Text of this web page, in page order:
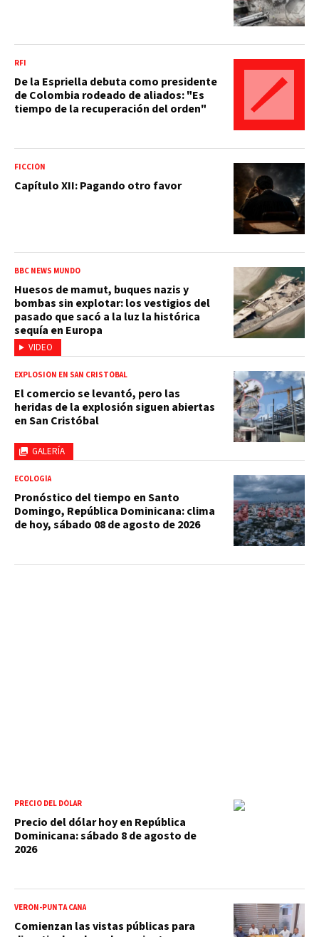
RFI
De la Espriella debuta como presidente
de Colombia rodeado de aliados: "Es
tiempo de la recuperación del orden"
FICCIÓN
Capítulo XII: Pagando otro favor
VIDEO
BBC NEWS MUNDO
Huesos de mamut, buques nazis y
bombas sin explotar: los vestigios del
pasado que sacó a la luz la histórica
sequía en Europa
GALERÍA
EXPLOSIÓN EN SAN CRISTÓBAL
El comercio se levantó, pero las
heridas de la explosión siguen abiertas
en San Cristóbal
ECOLOGÍA
Pronóstico del tiempo en Santo
Domingo, República Dominicana: clima
de hoy, sábado 08 de agosto de 2026
PRECIO DEL DÓLAR
Precio del dólar hoy en República
Dominicana: sábado 8 de agosto de
2026
VERÓN-PUNTA CANA
Comienzan las vistas públicas para